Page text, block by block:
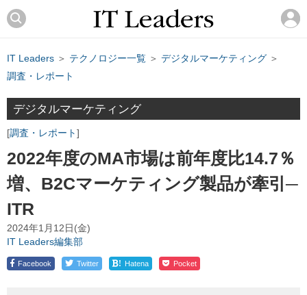
IT Leaders ＞ テクノロジー一覧 ＞ デジタルマーケティング ＞
調査・レポート
デジタルマーケティング
調査・レポート
2022年度のMA市場は前年度比14.7％
増、B2Cマーケティング製品が牽引─
ITR
2024年1月12日(金)
IT Leaders編集部
Facebook Twitter ! Hatena Pocket